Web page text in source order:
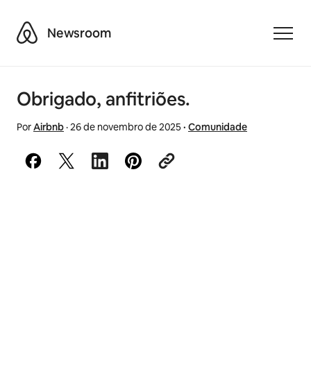
AirbnbNewsroom
Obrigado, anfitriões.
PorAirbnb·26 de novembro de 2025· Comunidade